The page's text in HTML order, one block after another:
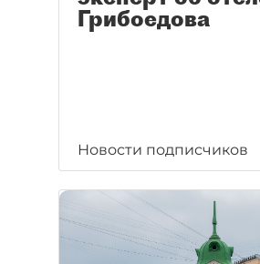
Грибоедова
Новости подписчиков